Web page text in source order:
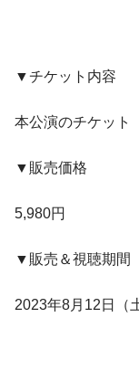
▼チケット内容
本公演のチケット
▼販売価格
5,980円
▼販売＆視聴期間
2023年8⽉12⽇（